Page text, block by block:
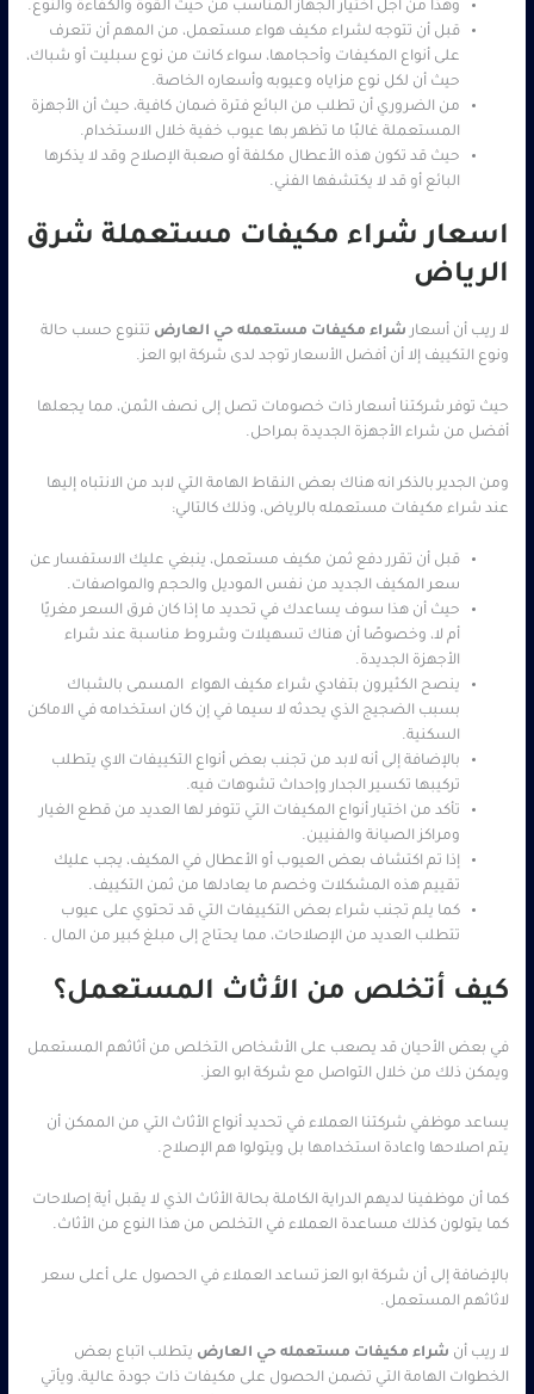
وهذا من أجل اختيار الجهاز المناسب من حيث القوة والكفاءة والنوع.
قبل أن تتوجه لشراء مكيف هواء مستعمل، من المهم أن تتعرف
على أنواع المكيفات وأحجامها، سواء كانت من نوع سبليت أو شباك،
حيث أن لكل نوع مزاياه وعيوبه وأسعاره الخاصة.
من الضروري أن تطلب من البائع فترة ضمان كافية، حيث أن الأجهزة
المستعملة غالبًا ما تظهر بها عيوب خفية خلال الاستخدام.
حيث قد تكون هذه الأعطال مكلفة أو صعبة الإصلاح وقد لا يذكرها
البائع أو قد لا يكتشفها الفني.
اسعار شراء مكيفات مستعملة شرق
الرياض
لا ريب أن أسعار شراء مكيفات مستعمله حي العارض تتنوع حسب حالة
ونوع التكييف إلا أن أفضل الأسعار توجد لدى شركة ابو العز.
حيث توفر شركتنا أسعار ذات خصومات تصل إلى نصف الثمن، مما يجعلها
أفضل من شراء الأجهزة الجديدة بمراحل.
ومن الجدير بالذكر انه هناك بعض النقاط الهامة التي لابد من الانتباه إليها
عند شراء مكيفات مستعمله بالرياض، وذلك كالتالي:
قبل أن تقرر دفع ثمن مكيف مستعمل، ينبغي عليك الاستفسار عن
سعر المكيف الجديد من نفس الموديل والحجم والمواصفات.
حيث أن هذا سوف يساعدك في تحديد ما إذا كان فرق السعر مغريًا
أم لا، وخصوصًا أن هناك تسهيلات وشروط مناسبة عند شراء
الأجهزة الجديدة.
ينصح الكثيرون بتفادي شراء مكيف الهواء المسمى بالشباك
بسبب الضجيج الذي يحدثه لا سيما في إن كان استخدامه في الاماكن
السكنية.
بالإضافة إلى أنه لابد من تجنب بعض أنواع التكييفات الاي يتطلب
تركيبها تكسير الجدار وإحداث تشوهات فيه.
تأكد من اختيار أنواع المكيفات التي تتوفر لها العديد من قطع الغيار
ومراكز الصيانة والفنيين.
إذا تم اكتشاف بعض العيوب أو الأعطال في المكيف، يجب عليك
تقييم هذه المشكلات وخصم ما يعادلها من ثمن التكييف.
كما يلم تجنب شراء بعض التكييفات التي قد تحتوي على عيوب
تتطلب العديد من الإصلاحات، مما يحتاج إلى مبلغ كبير من المال .
كيف أتخلص من الأثاث المستعمل؟
في بعض الأحيان قد يصعب على الأشخاص التخلص من أثاثهم المستعمل
ويمكن ذلك من خلال التواصل مع شركة ابو العز.
يساعد موظفي شركتنا العملاء في تحديد أنواع الأثاث التي من الممكن أن
يتم اصلاحها واعادة استخدامها بل ويتولوا هم الإصلاح.
كما أن موظفينا لديهم الدراية الكاملة بحالة الأثاث الذي لا يقبل أية إصلاحات
كما يتولون كذلك مساعدة العملاء في التخلص من هذا النوع من الأثاث.
بالإضافة إلى أن شركة ابو العز تساعد العملاء في الحصول على أعلى سعر
لاثاثهم المستعمل.
لا ريب أن شراء مكيفات مستعمله حي العارض يتطلب اتباع بعض
الخطوات الهامة التي تضمن الحصول على مكيفات ذات جودة عالية، ويأتي